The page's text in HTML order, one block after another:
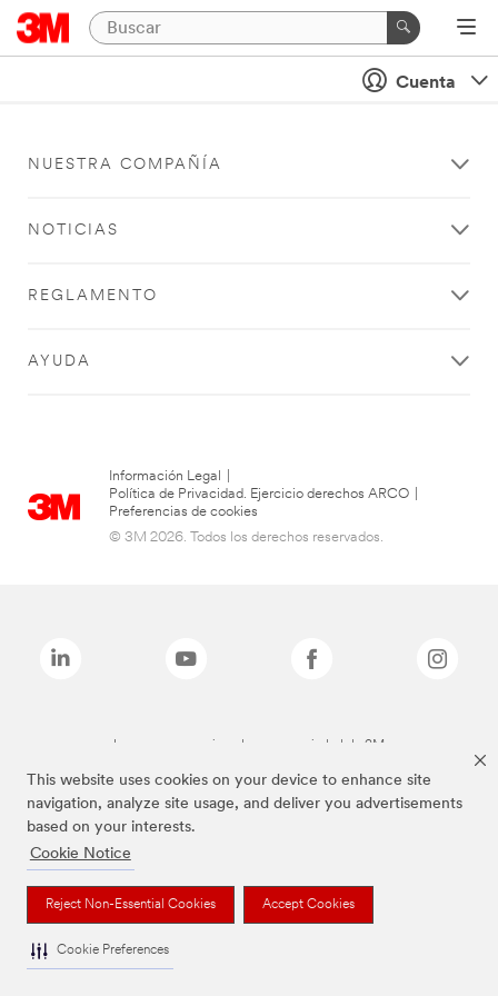
This website uses cookies on your device to enhance site
navigation, analyze site usage, and deliver you advertisements
based on your interests.
Cookie Notice
Reject Non-Essential Cookies Accept Cookies
Cookie Preferences
Cuenta
NUESTRA COMPAÑÍA
NOTICIAS
REGLAMENTO
AYUDA
Información Legal
Política de Privacidad. Ejercicio derechos ARCO
Preferencias de cookies
© 3M 2026. Todos los derechos reservados.
Las marcas mencionadas son propiedad de 3M